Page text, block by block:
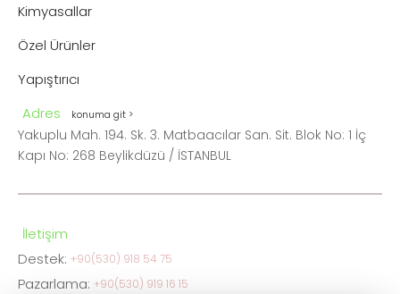
Kimyasallar
Özel Ürünler
Yapıştırıcı
Adres
konuma git >
Yakuplu Mah. 194. Sk. 3. Matbaacılar San. Sit. Blok No: 1 İç
Kapı No: 268 Beylikdüzü / İSTANBUL
İletişim
Destek: +90(530) 918 54 75
Pazarlama: +90(530) 919 16 15